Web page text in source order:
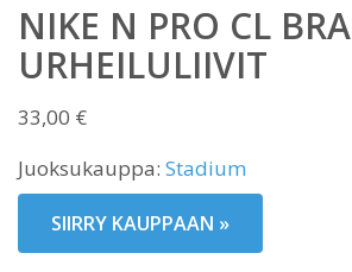
NIKE N PRO CL BRA
URHEILULIIVIT
33,00 €
Juoksukauppa: Stadium
SIIRRY KAUPPAAN »